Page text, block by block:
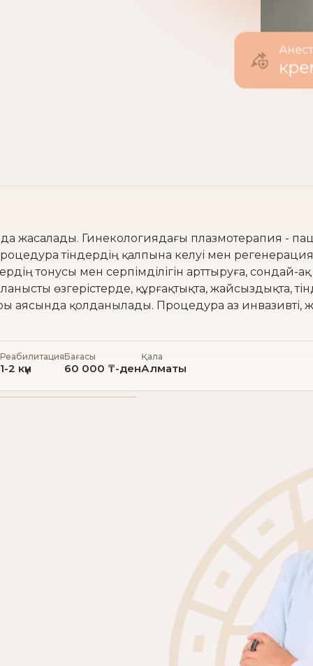
жасалады. Гинекологиядағы плазмотерапия -
тіндердің қалпына келуі мен
тонусы мен серпімділігін арттыруға,
өзгерістерде, құрғақтықта, жайсыздықта,
қолданылады. Процедура аз инвазивті,
Реабилитация
1-2 күн
Бағасы
60 000 ₸-ден
Қала
Алматы